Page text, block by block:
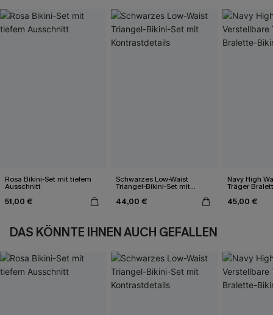
Rosa Bikini-Set mit tiefem
Ausschnitt
51,00 €
Schwarzes Low-Waist
Triangel-Bikini-Set mit
44,00 €
Navy High
Träger
45,00 €
DAS KÖNNTE IHNEN AUCH GEFALLEN